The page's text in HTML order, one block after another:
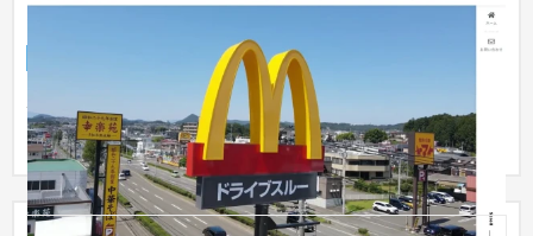
飲食店・レストラン
ホームページの公開と運用がサブスクリプションで 月額9,790
円（税込）からご利用いただけます。